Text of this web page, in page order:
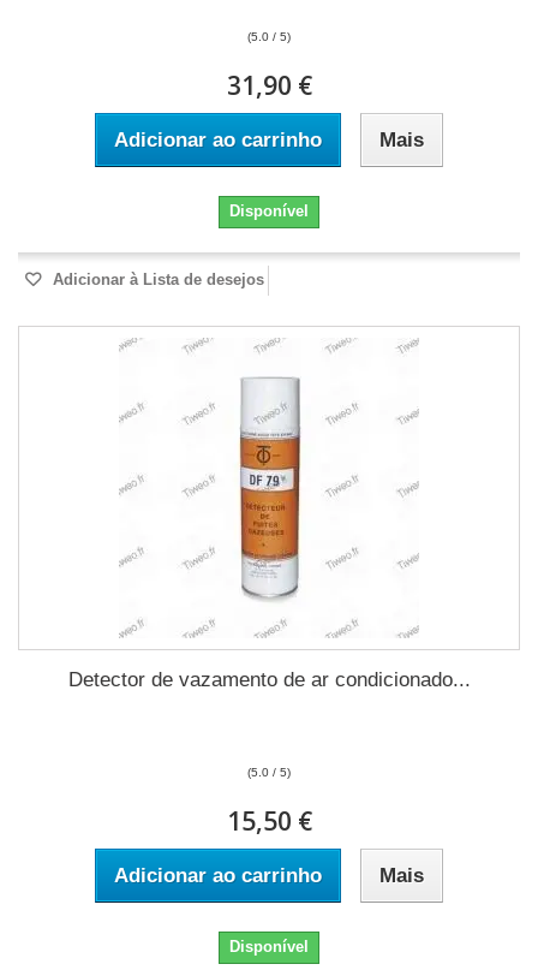
(5.0 / 5)
31,90 €
Adicionar ao carrinho Mais
Disponível
Adicionar à Lista de desejos
Detector de vazamento de ar condicionado...
(5.0 / 5)
15,50 €
Adicionar ao carrinho Mais
Disponível